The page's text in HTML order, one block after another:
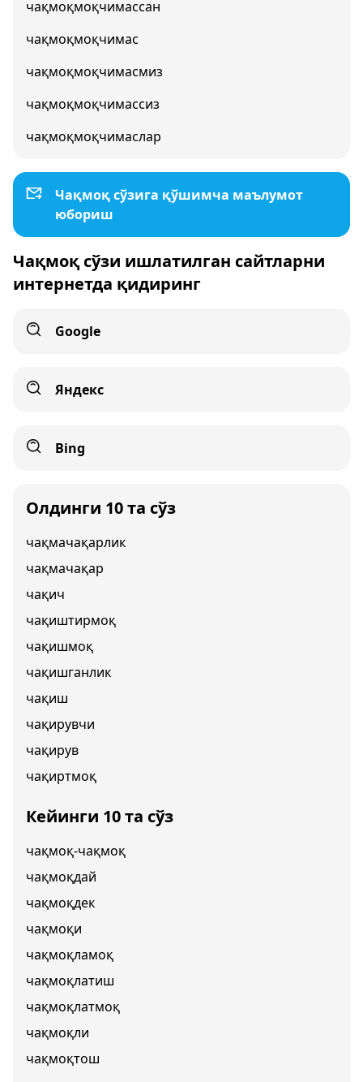
чақмоқмоқчимассан
чақмоқмоқчимас
чақмоқмоқчимасмиз
чақмоқмоқчимассиз
чақмоқмоқчимаслар
Чақмоқ сўзига қўшимча маълумот
юбориш
Чақмоқ сўзи ишлатилган сайтларни
интернетда қидиринг
Google
Яндекс
Bing
Олдинги 10 та сўз
чақмачақарлик
чақмачақар
чақич
чақиштирмоқ
чақишмоқ
чақишганлик
чақиш
чақирувчи
чақирув
чақиртмоқ
Кейинги 10 та сўз
чақмоқ-чақмоқ
чақмоқдай
чақмоқдек
чақмоқи
чақмоқламоқ
чақмоқлатиш
чақмоқлатмоқ
чақмоқли
чақмоқтош